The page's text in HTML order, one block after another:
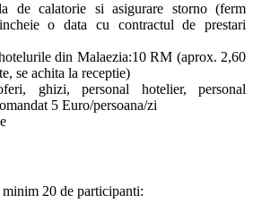
de calatorie si asigurare storno (ferm
o data cu contractul de prestari
din Malaezia:10 RM (aprox. 2,60
se achita la receptie)
ghizi, personal hotelier, personal
5 Euro/persoana/zi
20 de participanti: